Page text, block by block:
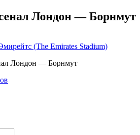
Лондон — Борнмут
(The Emirates Stadium)
Лондон — Борнмут